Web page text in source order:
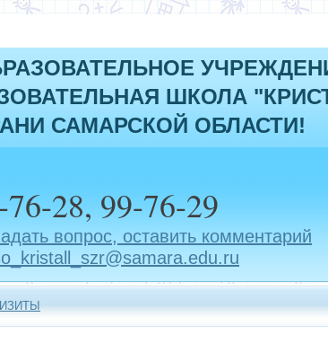
ШКОЛА
САМАРСКОЙ ОБЛАСТИ!
28, 99-76-29
вопрос, оставить комментарий